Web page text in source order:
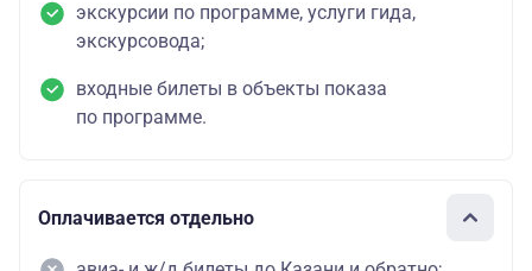
экскурсии по программе, услуги гида,
экскурсовода;
входные билеты в объекты показа
по программе.
Оплачивается отдельно